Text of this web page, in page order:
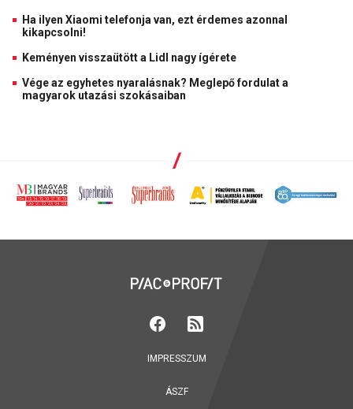
Ha ilyen Xiaomi telefonja van, ezt érdemes azonnal
kikapcsolni!
Keményen visszaütött a Lidl nagy ígérete
Vége az egyhetes nyaralásnak? Meglepő fordulat a
magyarok utazási szokásaiban
IMPRESSZUM
ÁSZF